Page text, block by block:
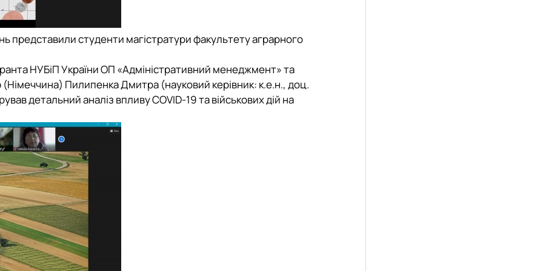
представили студенти магістратури факультету аграрного
НУБіП УкраїниОП «Адміністративний менеджмент» та
(Німеччина) Пилипенка Дмитра (науковий керівник: к.е.н., доц.
детальний аналіз впливу COVID-19 та військових дій на